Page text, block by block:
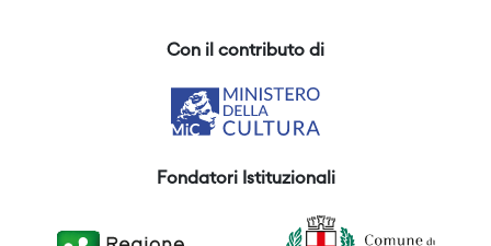
Con il contributo di
Fondatori Istituzionali